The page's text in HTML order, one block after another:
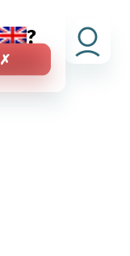
?
✗